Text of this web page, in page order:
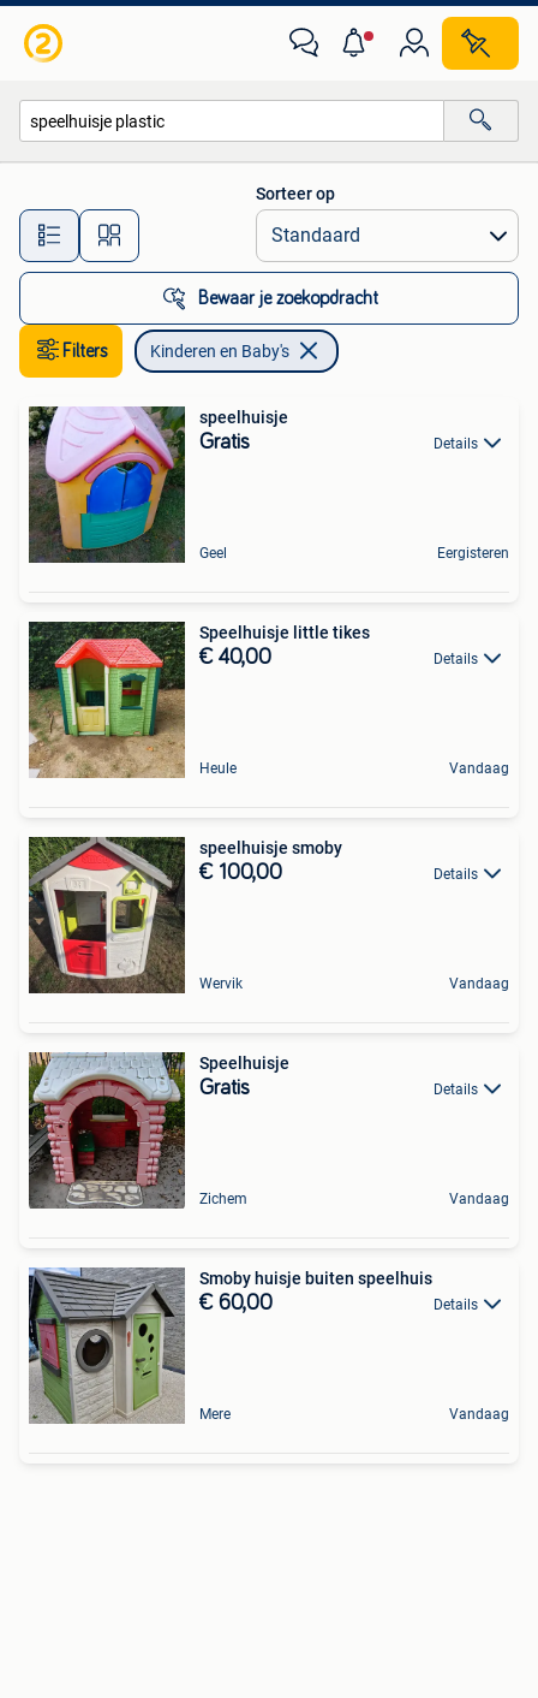
Alle afstanden…
Sorteer op
Bewaar je zoekopdracht
Filters Kinderen en Baby's
speelhuisje
Gratis Details
Geel Eergisteren
Speelhuisje little tikes
€ 40,00 Details
Heule Vandaag
speelhuisje smoby
€ 100,00 Details
Wervik Vandaag
Speelhuisje
Gratis Details
Zichem Vandaag
Smoby huisje buiten speelhuis
€ 60,00 Details
Mere Vandaag